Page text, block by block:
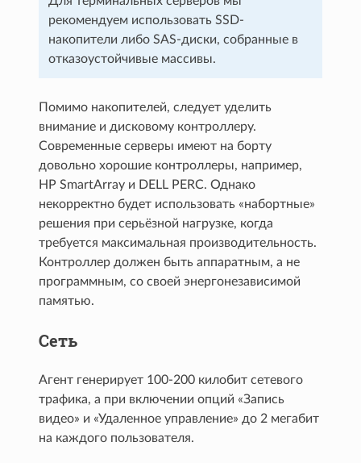
рекомендуем использовать SSD-
накопители либо SAS-диски, собранные в
отказоустойчивые массивы.
Помимо накопителей, следует уделить
внимание и дисковому контроллеру.
Современные серверы имеют на борту
довольно хорошие контроллеры, например,
HP SmartArray и DELL PERC. Однако
некорректно будет использовать «набортные»
решения при серьёзной нагрузке, когда
требуется максимальная производительность.
Контроллер должен быть аппаратным, а не
программным, со своей энергонезависимой
памятью.
Сеть
Агент генерирует 100-200 килобит сетевого
трафика, а при включении опций «Запись
видео» и «Удаленное управление» до 2 мегабит
на каждого пользователя.